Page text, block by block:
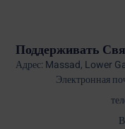
Поддерживать
Адрес: Massad, Lower
Электронная